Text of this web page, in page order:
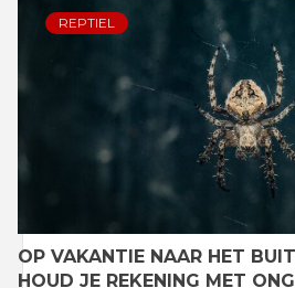
REPTIEL
OP VAKANTIE NAAR HET
HOUD JE REKENING MET